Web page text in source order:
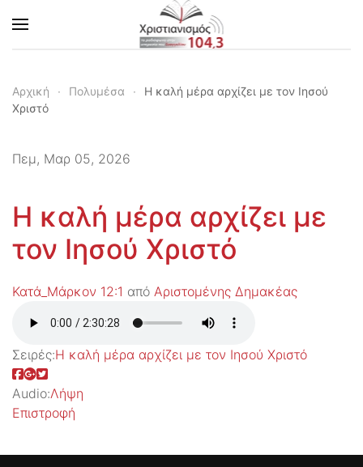
Skip to main content
Αρχική Πολυμέσα
Η καλή μέρα αρχίζει με τον Ιησού
Χριστό
Πεμ, Μαρ 05, 2026
Η καλή μέρα αρχίζει με
τον Ιησού Χριστό
Κατά_Μάρκον 12:1 από Αριστομένης Δημακέας
Σειρές:Η καλή μέρα αρχίζει με τον Ιησού Χριστό
Audio:Λήψη
Επιστροφή